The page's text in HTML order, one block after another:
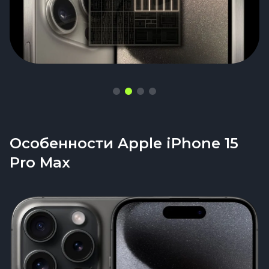
Особенности Apple iPhone 15
Pro Max